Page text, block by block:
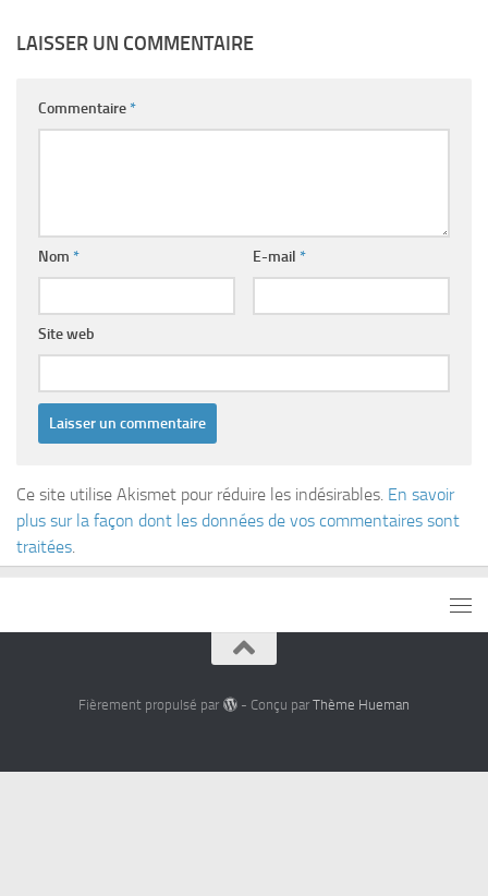
LAISSER UN COMMENTAIRE
Commentaire*
Nom * E-mail *
Site web
Ce site utilise Akismet pour réduire les indésirables. En savoir
plus sur la façon dont les données de vos commentaires sont
traitées
Fièrement propulsé par - Conçu par Thème Hueman